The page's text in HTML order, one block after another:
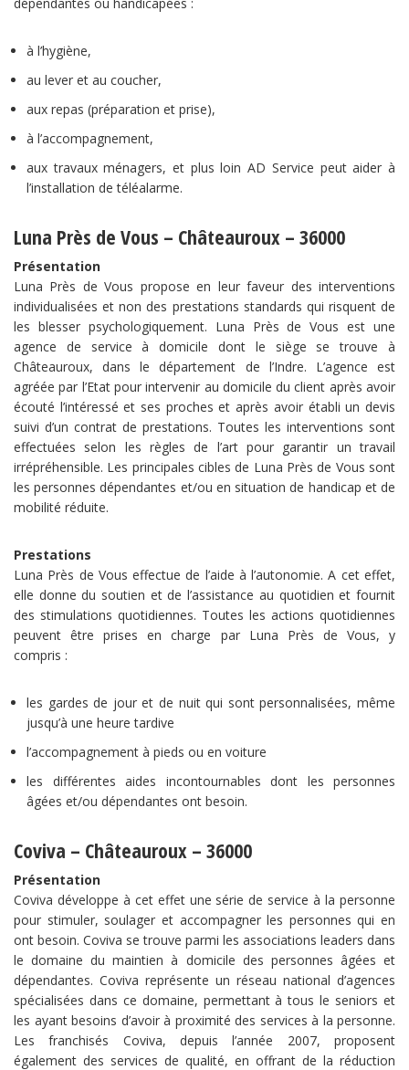
à l’hygiène,
au lever et au coucher,
aux repas (préparation et prise),
à l’accompagnement,
aux travaux ménagers, et plus loin AD Service peut aider à
l’installation de téléalarme.
Luna Près de Vous – Châteauroux – 36000
Présentation
Luna Près de Vous propose en leur faveur des interventions
individualisées et non des prestations standards qui risquent de
les blesser psychologiquement. Luna Près de Vous est une
agence de service à domicile dont le siège se trouve à
Châteauroux, dans le département de l’Indre. L’agence est
agréée par l’Etat pour intervenir au domicile du client après avoir
écouté l’intéressé et ses proches et après avoir établi un devis
suivi d’un contrat de prestations. Toutes les interventions sont
effectuées selon les règles de l’art pour garantir un travail
irrépréhensible. Les principales cibles de Luna Près de Vous sont
les personnes dépendantes et/ou en situation de handicap et de
mobilité réduite.
Prestations
Luna Près de Vous effectue de l’aide à l’autonomie. A cet effet,
elle donne du soutien et de l’assistance au quotidien et fournit
des stimulations quotidiennes. Toutes les actions quotidiennes
peuvent être prises en charge par Luna Près de Vous, y
compris :
les gardes de jour et de nuit qui sont personnalisées, même
jusqu’à une heure tardive
l’accompagnement à pieds ou en voiture
les différentes aides incontournables dont les personnes
âgées et/ou dépendantes ont besoin.
Coviva – Châteauroux – 36000
Présentation
Coviva développe à cet effet une série de service à la personne
pour stimuler, soulager et accompagner les personnes qui en
ont besoin. Coviva se trouve parmi les associations leaders dans
le domaine du maintien à domicile des personnes âgées et
dépendantes. Coviva représente un réseau national d’agences
spécialisées dans ce domaine, permettant à tous le seniors et
les ayant besoins d’avoir à proximité des services à la personne.
Les franchisés Coviva, depuis l’année 2007, proposent
également des services de qualité, en offrant de la réduction